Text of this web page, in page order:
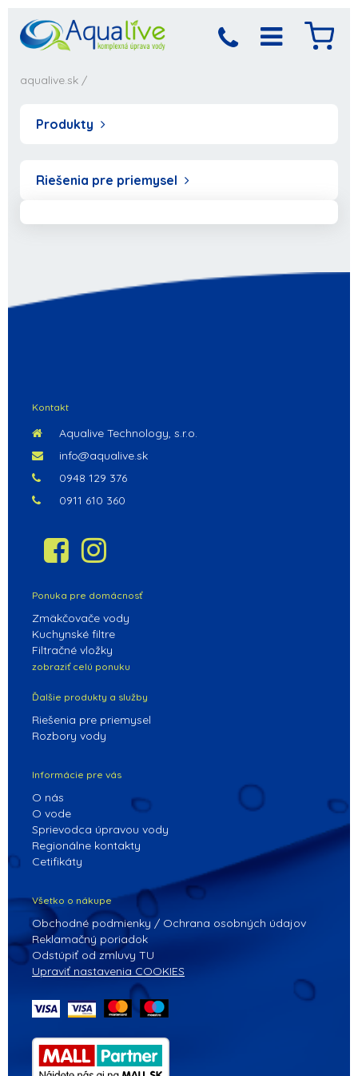
aqualive.sk /
Produkty
Riešenia pre priemysel
Kontakt
Aqualive Technology, s.r.o.
info@aqualive.sk
0948 129 376
0911 610 360
Ponuka pre domácnosť
Zmäkčovače vody
Kuchynské filtre
Filtračné vložky
zobraziť celú ponuku
Ďalšie produkty a služby
Riešenia pre priemysel
Rozbory vody
Informácie pre vás
O nás
O vode
Sprievodca úpravou vody
Regionálne kontakty
Cetifikáty
Všetko o nákupe
Obchodné podmienky / Ochrana osobných údajov
Reklamačný poriadok
Odstúpiť od zmluvy TU
Upraviť nastavenia COOKIES
Produkt bol pridaný
Objednávka sa